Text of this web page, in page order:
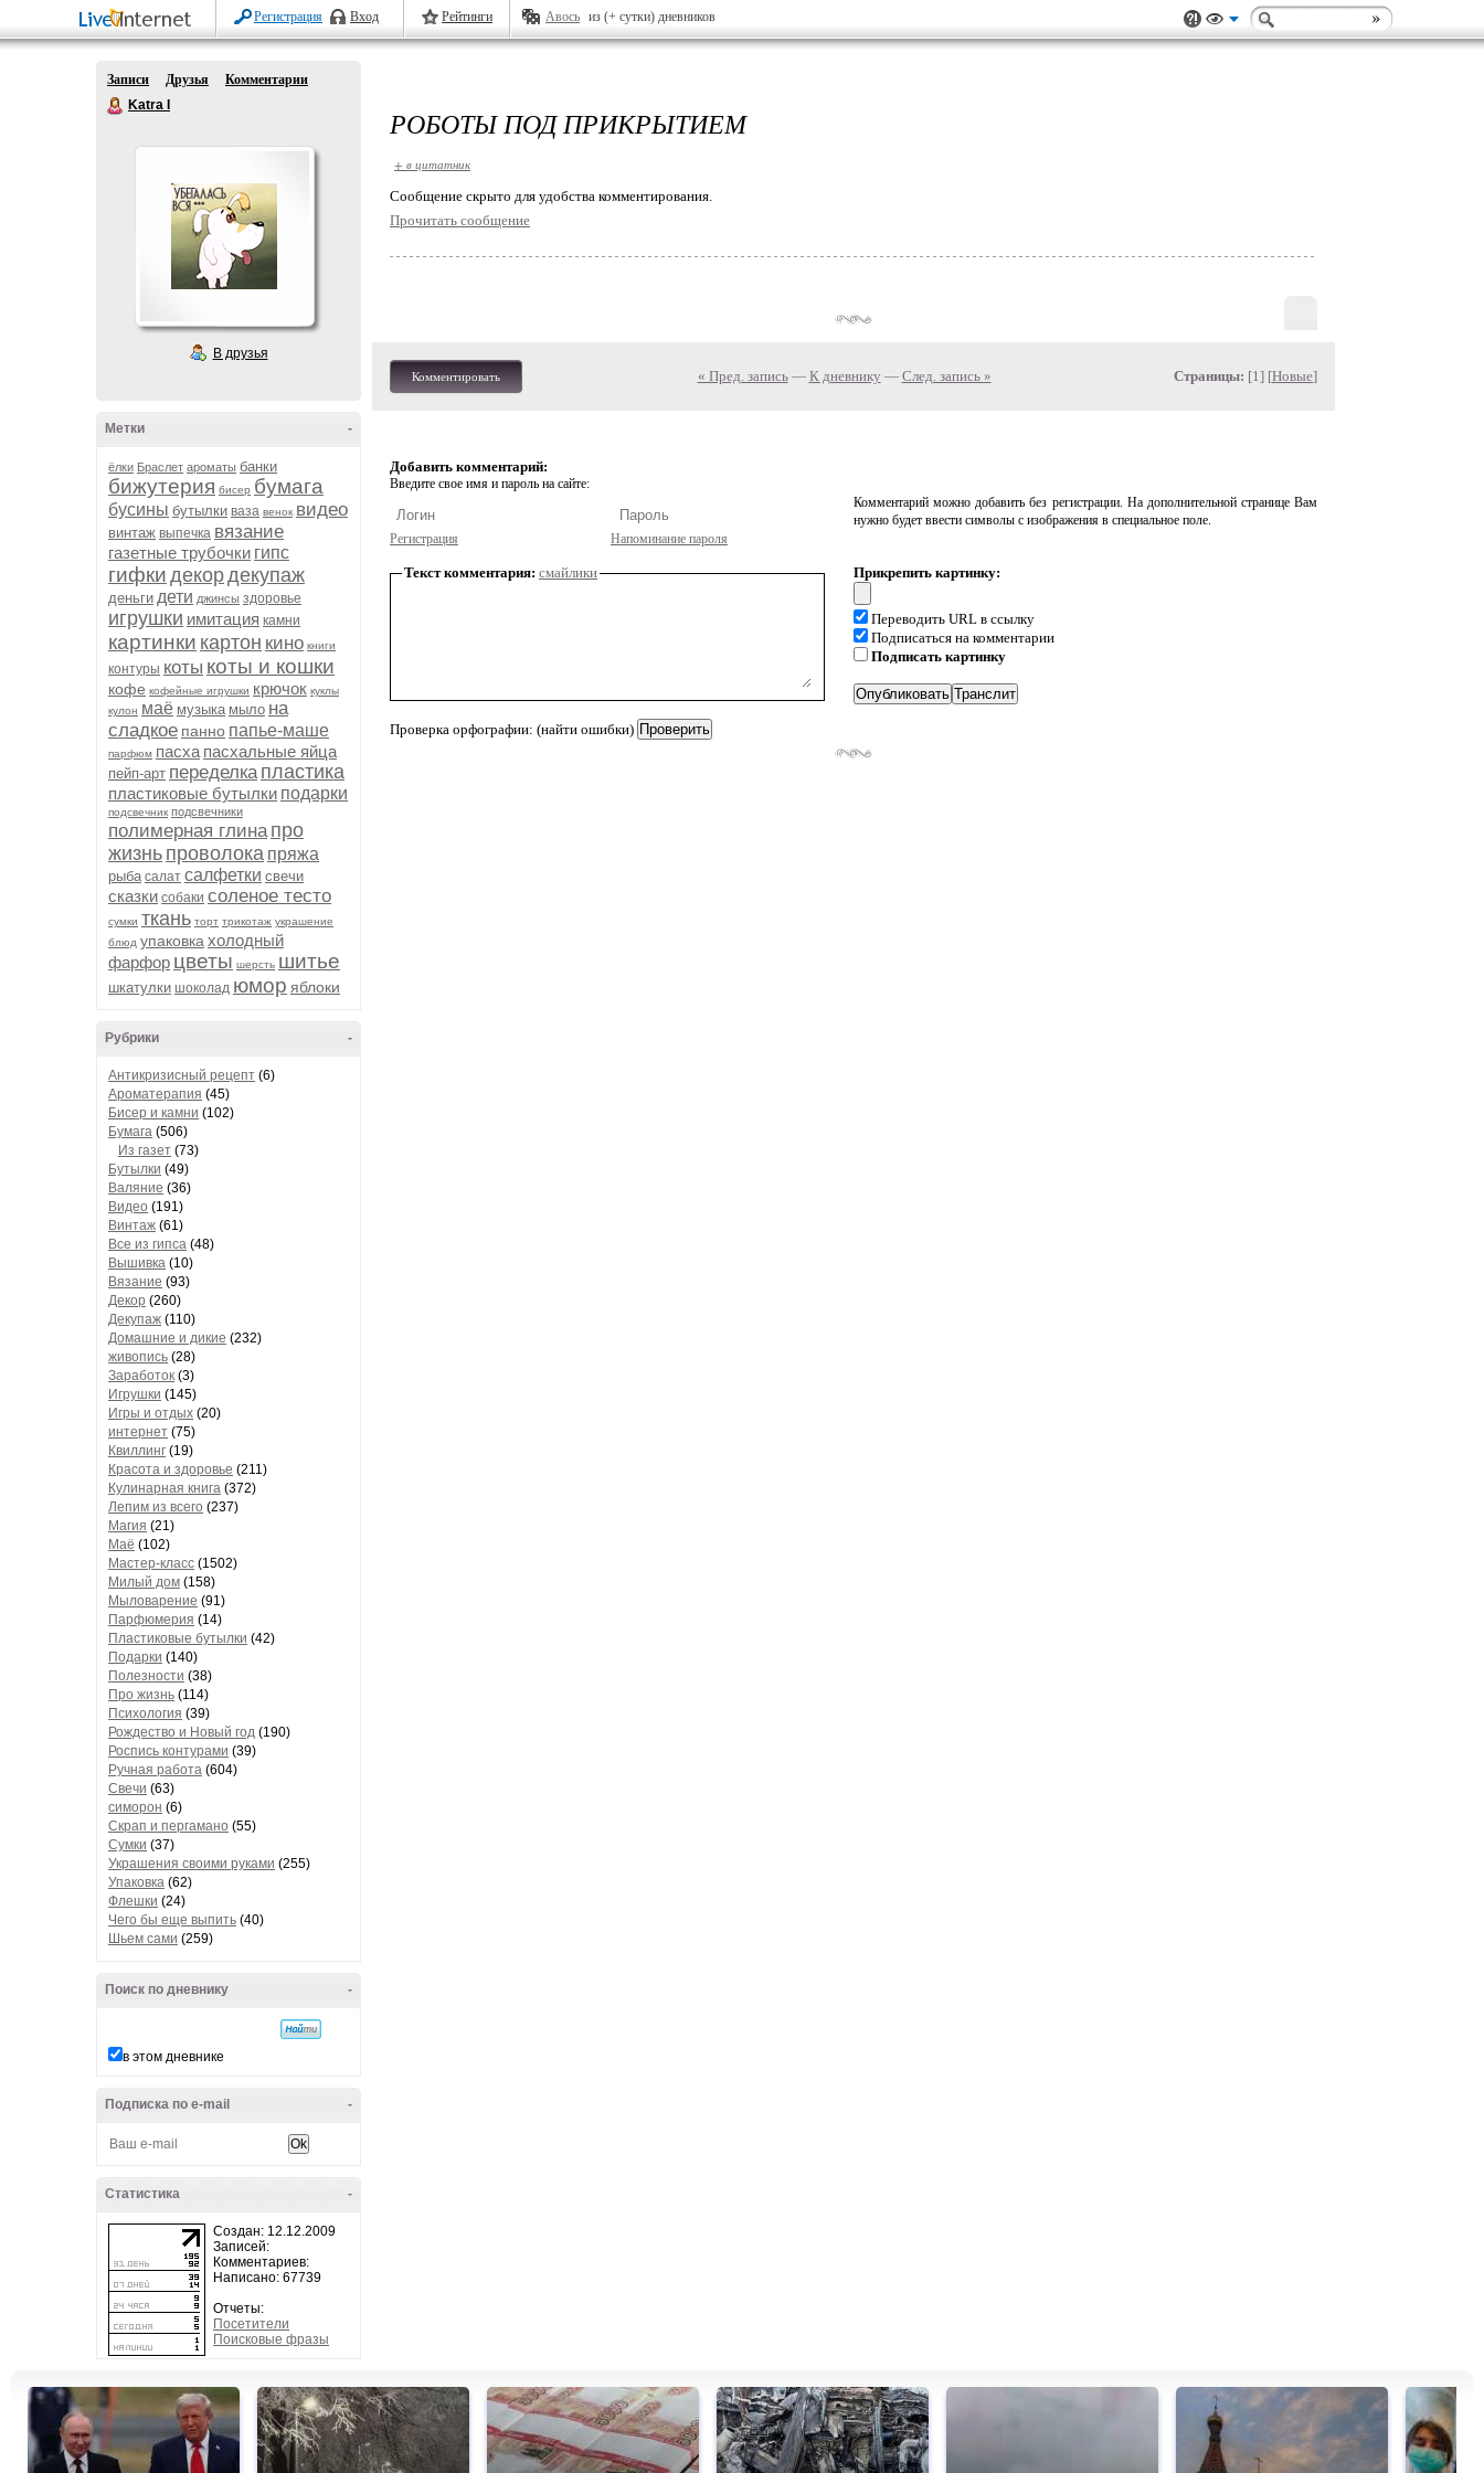
Регистрация Вход Рейтинги Авось из (+ сутки) дневников
Записи Друзья
Комментарии
Katra I
В друзья
-
Метки
ёлки Браслет ароматы банки
бижутерия бисер бумага
бусины бутылки ваза венок видео
винтаж выпечка вязание
газетные трубочки гипс
гифки декордекупаж
деньги дети джинсы здоровье
игрушки имитация камни
картинки картон кино книги
контуры коты коты и кошки
кофе кофейные игрушки крючок куклы
кулон маё музыка мыло на
сладкое панно папье-маше
парфюм пасха пасхальные яйца
пейп-арт переделка пластика
пластиковые бутылки подарки
подсвечник подсвечники
полимерная глина про
жизнь проволока пряжа
рыба салат салфетки свечи
сказки собаки соленое тесто
сумки ткань торт трикотаж украшение
блюд упаковка холодный
фарфор цветы шерсть шитье
шкатулки шоколад юмор яблоки
-
Рубрики
Антикризисный рецепт (6)
Ароматерапия (45)
Бисер и камни (102)
Бумага (506)
Из газет (73)
Бутылки (49)
Валяние (36)
Видео (191)
Винтаж (61)
Все из гипса (48)
Вышивка (10)
Вязание (93)
Декор (260)
Декупаж (110)
Домашние и дикие (232)
живопись (28)
Заработок (3)
Игрушки (145)
Игры и отдых (20)
интернет (75)
Квиллинг (19)
Красота и здоровье (211)
Кулинарная книга (372)
Лепим из всего (237)
Магия (21)
Маё (102)
Мастер-класс (1502)
Милый дом (158)
Мыловарение (91)
Парфюмерия (14)
Пластиковые бутылки (42)
Подарки (140)
Полезности (38)
Про жизнь (114)
Психология (39)
Рождество и Новый год (190)
Роспись контурами (39)
Ручная работа (604)
Свечи (63)
симорон (6)
Скрап и пергамано (55)
Сумки (37)
Украшения своими руками (255)
Упаковка (62)
Флешки (24)
Чего бы еще выпить (40)
Шьем сами (259)
-
Поиск по дневнику
в этом дневнике
-
Подписка по e-mail
-
Статистика
Создан: 12.12.2009
Записей:
Комментариев:
Написано: 67739
Отчеты:
Посетители
Поисковые фразы
РОБОТЫ ПОД ПРИКРЫТИЕМ
+ в цитатник
Cообщение скрыто для удобства комментирования.
Прочитать сообщение
Комментировать « Пред. запись— К дневнику — След. запись » Страницы: [1] [Новые]
Добавить комментарий:
Введите свое имя и пароль на сайте:
Регистрация Напоминание пароля
Комментарий можно добавить без регистрации. На дополнительной странице Вам
нужно будет ввести символы с изображения в специальное поле.
Текст комментария: смайлики
Проверка орфографии: (найти ошибки)
Прикрепить картинку:
Переводить URL в ссылку
Подписаться на комментарии
Подписать картинку